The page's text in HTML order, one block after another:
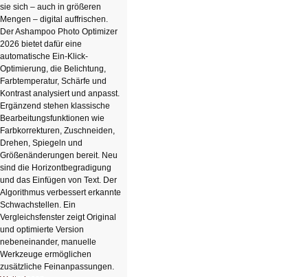
sie sich – auch in größeren
Mengen – digital auffrischen.
Der Ashampoo Photo Optimizer
2026 bietet dafür eine
automatische Ein-Klick-
Optimierung, die Belichtung,
Farbtemperatur, Schärfe und
Kontrast analysiert und anpasst.
Ergänzend stehen klassische
Bearbeitungsfunktionen wie
Farbkorrekturen, Zuschneiden,
Drehen, Spiegeln und
Größenänderungen bereit. Neu
sind die Horizontbegradigung
und das Einfügen von Text. Der
Algorithmus verbessert erkannte
Schwachstellen. Ein
Vergleichsfenster zeigt Original
und optimierte Version
nebeneinander, manuelle
Werkzeuge ermöglichen
zusätzliche Feinanpassungen.